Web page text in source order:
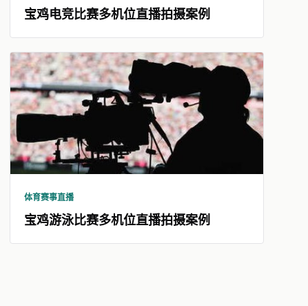
宝鸡电竞比赛多机位直播拍摄案例
体育赛事直播
宝鸡游泳比赛多机位直播拍摄案例